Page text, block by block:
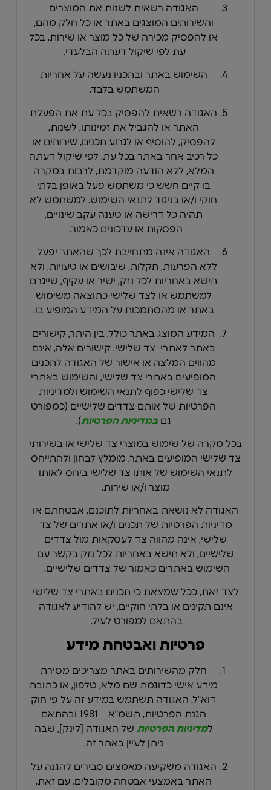
האגודה רשאית לשנות את המוצרים
והשירותים המוצגים באתר או כל חלק מהם,
או להפסיק מכירה של כל מוצר או שירות, בכל
עת לפי שיקול דעתה הבלעדי.
השימוש באתר ובתכניו נעשה על אחריות
המשתמש בלבד.
האגודה רשאית להפסיק בכל עת את הפעלת
האתר או להגביל את זמינותו, לשנות,
להפסיק, להוסיף או לגרוע תכנים, שירותים או
כל רכיב אחר באתר בכל עת, לפי שיקול דעתה
המלא, ללא הודעה מוקדמת, לרבות במקרה
בו קיים חשש כי משתמש פעל באופן בלתי
חוקי ו/או בניגוד לתנאי השימוש. למשתמש לא
תהיה כל דרישה או טענה עקב שינויים,
הפסקות או עדכונים כאמור.
האגודה אינה מתחייבת לכך שהאתר יפעל
ללא הפרעות, תקלות, שיבושים או טעויות, ולא
תישא באחריות לכל נזק, ישיר או עקיף, שייגרם
למשתמש או לצד שלישי כתוצאה משימוש
באתר או מהסתמכות על המידע המופיע בו.
המידע המוצג באתר כולל, בין היתר, קישורים
באתר לאתרי צד שלישי. קישורים אלה, אינם
מהווים המלצה או אישור של האגודה לתכנים
המופיעים באתרי צד שלישי, והשימוש באתרי
צד שלישי כפוף לתנאי השימוש ולמדיניות
הפרטיות של אותם צדדים שלישיים (כמפורט
גםבמדיניות הפרטיות).
בכל מקרה של שימוש במוצרי צד שלישי או בשירותי
צד שלישי המופיעים באתר, מומלץ לבחון ולהתייחס
לתנאי השימוש של אותו צד שלישי ביחס לאותו
מוצר ו/או שירות.
האגודה לא נושאת באחריות לתוכנם, אבטחתם או
מדיניות הפרטיות של תכנים ו/או אתרים של צד
שלישי, אינה מהווה צד לעסקאות מול צדדים
שלישיים, ולא תישא באחריות לכל נזק בקשר עם
השימוש באתרים כאמור של צדדים שלישיים.
לצד זאת, ככל שמצאת כי תכנים באתרי צד שלישי
אינם תקינים או בלתי חוקיים, יש להודיע לאגודה
בהתאם למפורט לעיל.
פרטיות ואבטחת מידע
חלק מהשירותים באתר מצריכים מסירת
מידע אישי כדוגמת שם מלא, טלפון, או כתובת
דוא"ל. האגודה תשתמש במידע זה על פי חוק
הגנת הפרטיות, תשמ"א – 1981 ובהתאם
למדיניות הפרטיות של האגודה לינק ], שבה
ניתן לעיין באתר זה.
האגודה משקיעה מאמצים סבירים להגנה על
האתר באמצעי אבטחה מקובלים. עם זאת,